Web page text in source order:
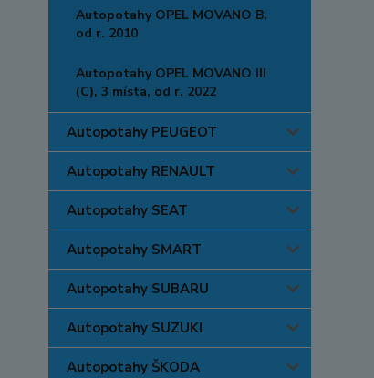
Autopotahy OPEL MOVANO B,
od r. 2010
Autopotahy OPEL MOVANO III
(C), 3 místa, od r. 2022
Autopotahy PEUGEOT
Autopotahy RENAULT
Autopotahy SEAT
Autopotahy SMART
Autopotahy SUBARU
Autopotahy SUZUKI
Autopotahy ŠKODA